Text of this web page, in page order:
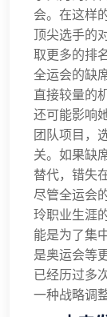
会。在这样
顶尖选手的
取更多的排
全运会的缺
直接较量的
还可能影响
团队项目，
关。如果缺
替代，错失
尽管全运会
玲职业生涯
能是为了集
是奥运会等
已经历过多
一种战略调